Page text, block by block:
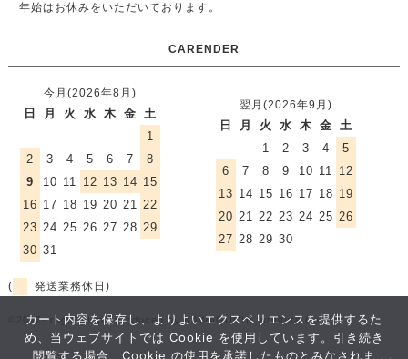
年始はお休みをいただいております。
CARENDER
今月(2026年8月)
日 月 火 水 木 金 土
1
2
3 4 5 6 7
8
9
10 11 12 13 14 15
16 17 18 19 20 21 22
23 24 25 26 27 28 29
30 31
翌月(2026年9月)
日 月 火 水 木 金
土
1
2 3 4
5
6
7 8 9 10 11
12
13 14 15 16 17 18 19
20 21 22 23 24 25 26
27 28 29 30
( 発送業務休日)
©2012- rugmart.jp / produced by KAWAGUCHI furniture Co.,ltd.
カート内容を保存し、よりよいエクスペリエンスを提供するた
め、当ウェブサイトでは Cookie を使用しています。引き続き
閲覧する場合、Cookie の使用を承諾したものとみなされま